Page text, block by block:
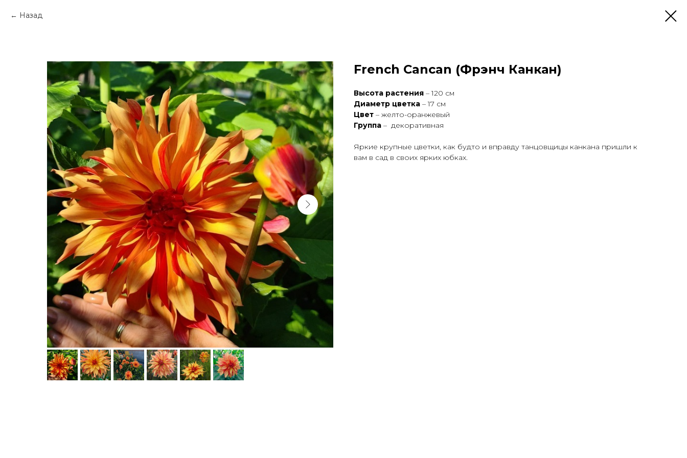
Назад
French Cancan (Фрэнч Канкан)
Высота растения – 120 см
Диаметр цветка – 17 см
Цвет – желто-оранжевый
Группа – декоративная
Яркие крупные цветки, как будто и вправду танцовщицы канкана пришли к
вам в сад в своих ярких юбках.